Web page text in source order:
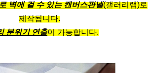
벽에 걸 수 있는 캔버스판넬(갤러리랩)로
제작됩니다.
분위기 연출이 가능합니다.